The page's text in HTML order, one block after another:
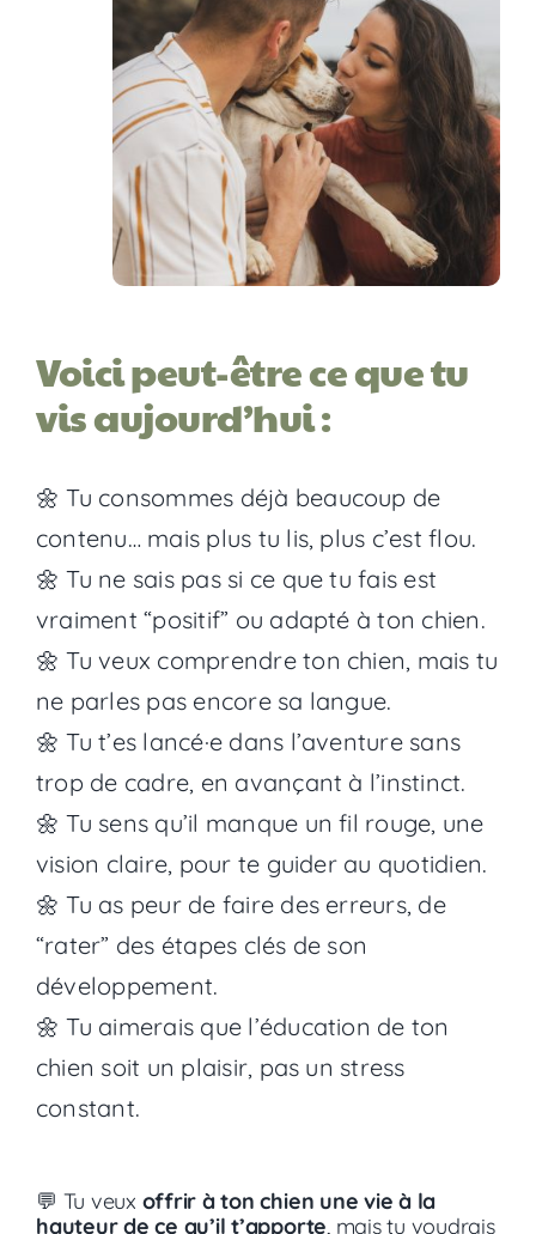
Voici peut-être ce que tu
vis aujourd’hui :
🌼 Tu consommes déjà beaucoup de
contenu… mais plus tu lis, plus c’est flou.
🌼 Tu ne sais pas si ce que tu fais est
vraiment “positif” ou adapté à ton chien.
🌼 Tu veux comprendre ton chien, mais tu
ne parles pas encore sa langue.
🌼 Tu t’es lancé·e dans l’aventure sans
trop de cadre, en avançant à l’instinct.
🌼 Tu sens qu’il manque un fil rouge, une
vision claire, pour te guider au quotidien.
🌼 Tu as peur de faire des erreurs, de
“rater” des étapes clés de son
développement.
🌼 Tu aimerais que l’éducation de ton
chien soit un plaisir, pas un stress
constant.
💬 Tu veux offrir à ton chien une vie à la
hauteur de ce qu’il t’apporte, mais tu voudrais